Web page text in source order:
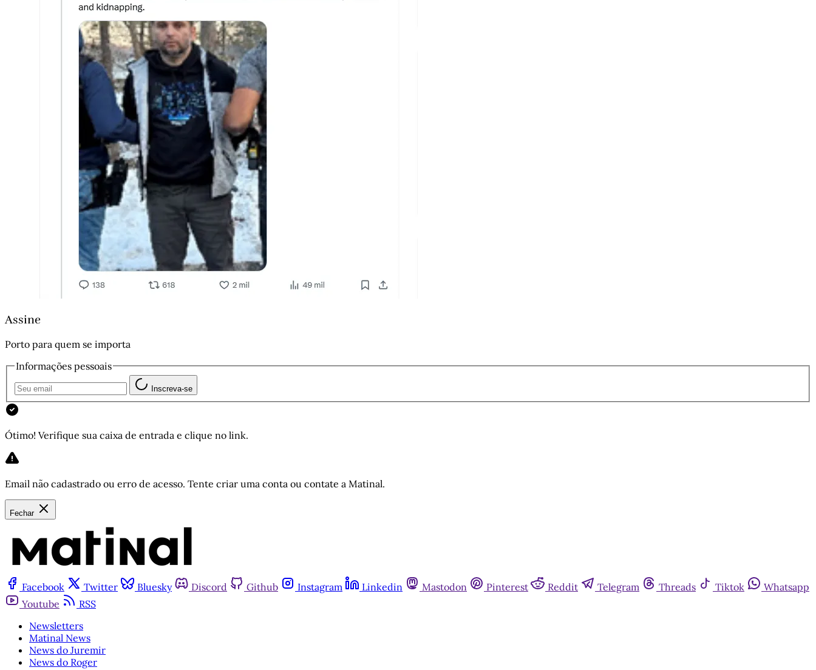
Assine
Porto para quem se importa
Informações pessoais
Inscreva-se
Ótimo! Verifique sua caixa de entrada e clique no link.
Email não cadastrado ou erro de acesso. Tente criar uma conta ou contate a Matinal.
Fechar
Facebook Twitter Bluesky Discord Github Instagram Linkedin Mastodon Pinterest Reddit Telegram Threads Tiktok
Whatsapp
Youtube
RSS
Newsletters
Matinal News
News do Juremir
News do Roger